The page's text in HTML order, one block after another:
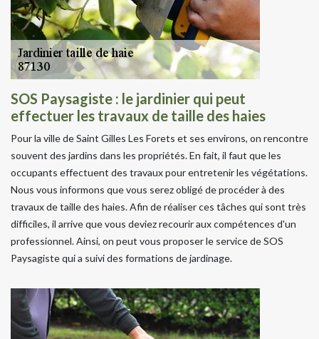
SOS Paysagiste : le jardinier qui peut
effectuer les travaux de taille des haies
Pour la ville de Saint Gilles Les Forets et ses environs, on rencontre
souvent des jardins dans les propriétés. En fait, il faut que les
occupants effectuent des travaux pour entretenir les végétations.
Nous vous informons que vous serez obligé de procéder à des
travaux de taille des haies. Afin de réaliser ces tâches qui sont très
difficiles, il arrive que vous deviez recourir aux compétences d'un
professionnel. Ainsi, on peut vous proposer le service de SOS
Paysagiste qui a suivi des formations de jardinage.